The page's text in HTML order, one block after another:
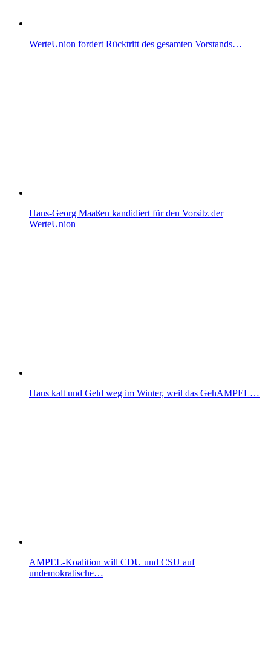
WerteUnion fordert Rücktritt des gesamten Vorstands…
Hans-Georg Maaßen kandidiert für den Vorsitz der
WerteUnion
Haus kalt und Geld weg im Winter, weil das GehAMPEL…
AMPEL-Koalition will CDU und CSU auf
undemokratische…